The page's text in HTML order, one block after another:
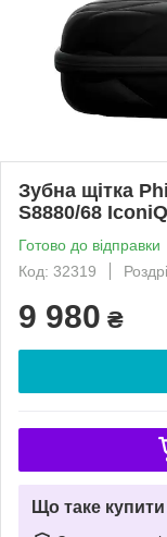
Зубна щітка
S8880/68
Готово до відправки
Код: 32319
9 980 ₴
Що таке